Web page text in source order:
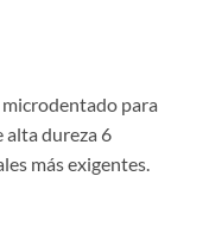
para
alta dureza 6
más exigentes.